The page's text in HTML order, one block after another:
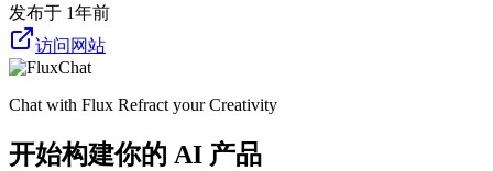
发布于 1年前
访问网站
Chat with Flux Refract your Creativity
开始构建你的 AI 产品